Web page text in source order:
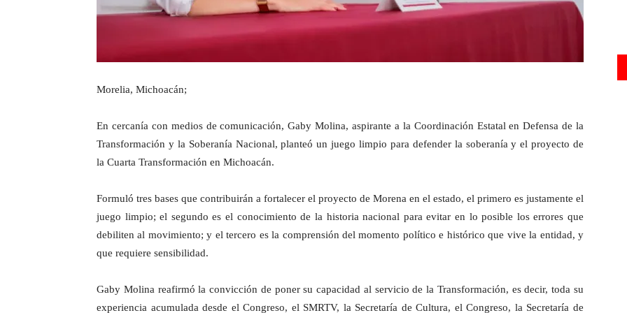
Morelia, Michoacán;
En cercanía con medios de comunicación, Gaby Molina, aspirante a la Coordinación Estatal en Defensa de la
Transformación y la Soberanía Nacional, planteó un juego limpio para defender la soberanía y el proyecto de
la Cuarta Transformación en Michoacán.
Formuló tres bases que contribuirán a fortalecer el proyecto de Morena en el estado, el primero es justamente el
juego limpio; el segundo es el conocimiento de la historia nacional para evitar en lo posible los errores que
debiliten al movimiento; y el tercero es la comprensión del momento político e histórico que vive la entidad, y
que requiere sensibilidad.
Gaby Molina reafirmó la convicción de poner su capacidad al servicio de la Transformación, es decir, toda su
experiencia acumulada desde el Congreso, el SMRTV, la Secretaría de Cultura, el Congreso, la Secretaría de